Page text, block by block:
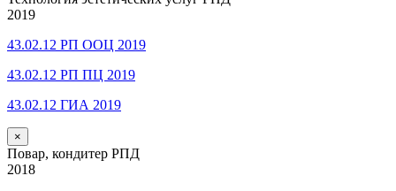
2019
43.02.12 РП ООЦ 2019
43.02.12 РП ПЦ 2019
43.02.12 ГИА 2019
×
Повар, кондитер РПД
2018